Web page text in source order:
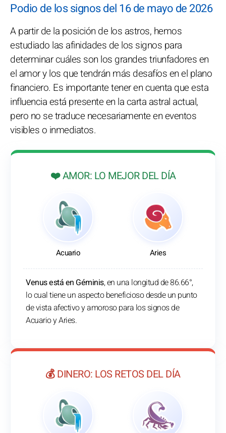
Podio de los signos del 16 de mayo de 2026
A partir de la posición de los astros, hemos
estudiado las afinidades de los signos para
determinar cuáles son los grandes triunfadores en
el amor y los que tendrán más desafíos en el plano
financiero. Es importante tener en cuenta que esta
influencia está presente en la carta astral actual,
pero no se traduce necesariamente en eventos
visibles o inmediatos.
❤️ AMOR: LO MEJOR DEL DÍA
Acuario Aries
Venus está en Géminis, en una longitud de 86.66°,
lo cual tiene un aspecto beneficioso desde un punto
de vista afectivo y amoroso para los signos de
Acuario y Aries.
💰 DINERO: LOS RETOS DEL DÍA